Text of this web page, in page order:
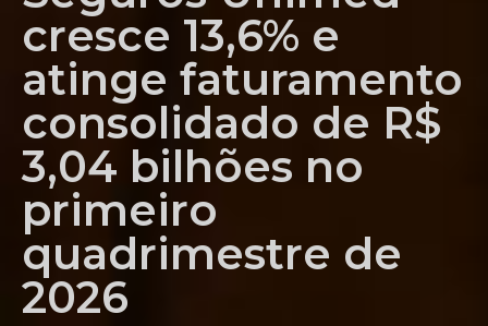
cresce 13,6% e
atinge faturamento
consolidado de R$
3,04 bilhões no
primeiro
quadrimestre de
2026